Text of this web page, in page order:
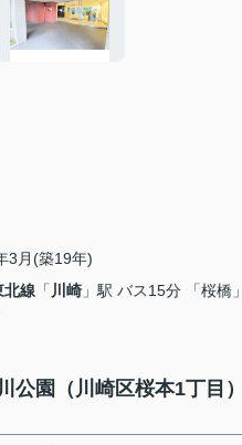
3月(築19年)
北線 「 川崎 」駅 バス15分 「桜橋
公園（川崎区桜本1丁目